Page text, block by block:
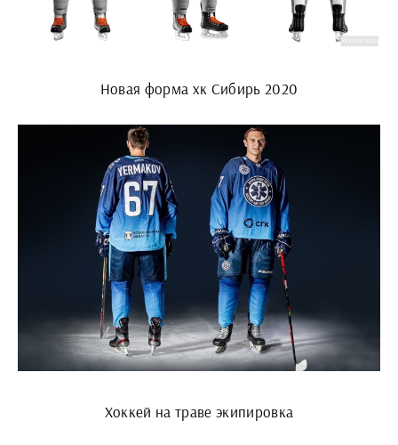
Новая форма хк Сибирь 2020
Хоккей на траве экипировка